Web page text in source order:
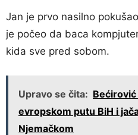
Jan je prvo nasilno
je počeo da baca
kida sve pred sobom.
Upravo se čita:
evropskom putu BiH i
Njemačkom